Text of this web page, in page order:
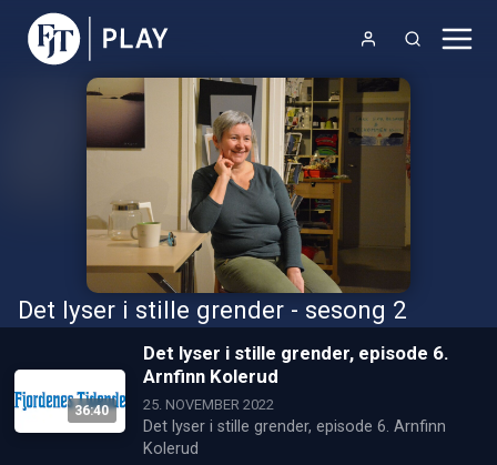
Det lyser i stille grender - sesong 2
36:40
Det lyser i stille grender, episode 6.
Arnfinn Kolerud
25. NOVEMBER 2022
Det lyser i stille grender, episode 6. Arnfinn
Kolerud